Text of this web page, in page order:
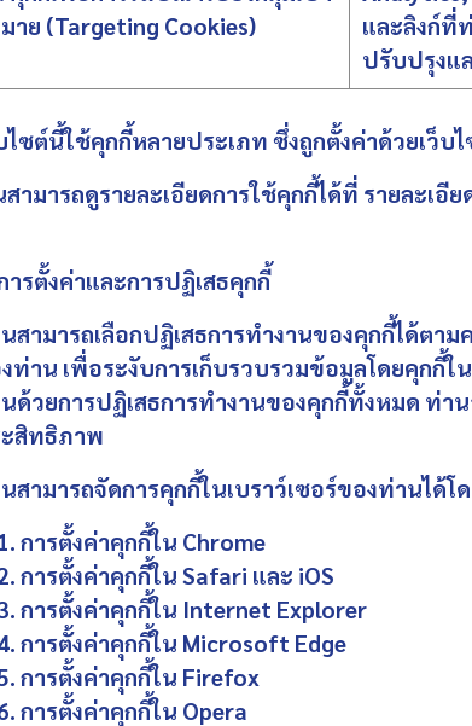
าย (Targeting Cookies)
และลิงก์ที่
ปรับปรุงแ
ไซต์นี้ใช้คุกกี้หลายประเภท ซึ่งถูกตั้งค่าด้วยเว็บไ
ามารถดูรายละเอียดการใช้คุกกี้ได้ที่ รายละเอี
ารตั้งค่าและการปฏิเสธคุกกี้
สามารถเลือกปฏิเสธการทำงานของคุกกี้ได้ตา
ท่าน เพื่อระงับการเก็บรวบรวมข้อมูลโดยคุกกี้
ด้วยการปฏิเสธการทำงานของคุกกี้ทั้งหมด ท่า
สิทธิภาพ
สามารถจัดการคุกกี้ในเบราว์เซอร์ของท่านได้โ
การตั้งค่าคุกกี้ใน Chrome
การตั้งค่าคุกกี้ใน Safari และ iOS
การตั้งค่าคุกกี้ใน Internet Explorer
การตั้งค่าคุกกี้ใน Microsoft Edge
การตั้งค่าคุกกี้ใน Firefox
การตั้งค่าคุกกี้ใน Opera